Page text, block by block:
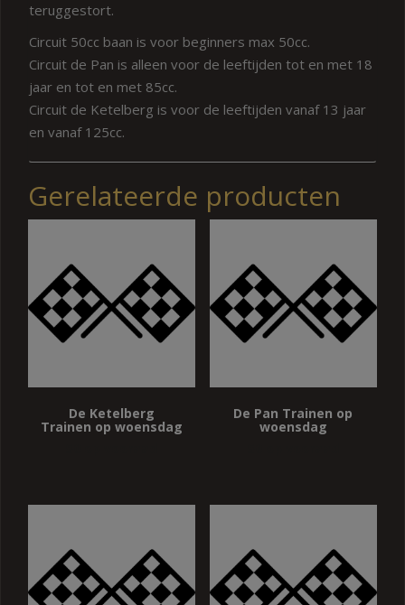
teruggestort.
Circuit 50cc baan is voor beginners max 50cc.
Circuit de Pan is alleen voor de leeftijden tot en met 18
jaar en tot en met 85cc.
Circuit de Ketelberg is voor de leeftijden vanaf 13 jaar
en vanaf 125cc.
Gerelateerde producten
De Ketelberg
Trainen op woensdag
De Pan Trainen op
woensdag